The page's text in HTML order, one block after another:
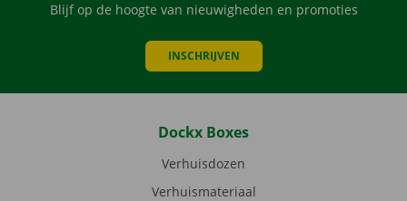
Blijf op de hoogte van nieuwigheden en promoties
INSCHRIJVEN
Dockx Boxes
Verhuisdozen
Verhuismateriaal